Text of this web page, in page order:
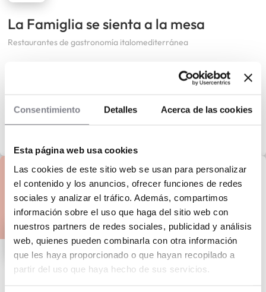
Consentimiento Detalles Acerca de las cookies
Esta página web usa cookies
Las cookies de este sitio web se usan para personalizar
el contenido y los anuncios, ofrecer funciones de redes
sociales y analizar el tráfico. Además, compartimos
información sobre el uso que haga del sitio web con
nuestros partners de redes sociales, publicidad y análisis
web, quienes pueden combinarla con otra información
que les haya proporcionado o que hayan recopilado a
partir del uso que haya hecho de sus servicios.
La Famiglia se sienta a la mesa
Restaurantes de gastronomía italomediterránea
La Boutique Trattoria Viajera